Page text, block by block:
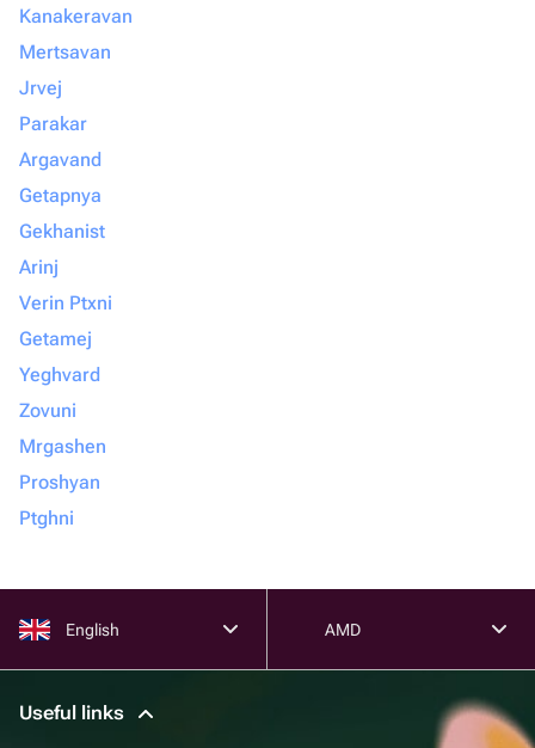
Kanakeravan
Mertsavan
Jrvej
Parakar
Argavand
Getapnya
Gekhanist
Arinj
Verin Ptxni
Getamej
Yeghvard
Zovuni
Mrgashen
Proshyan
Ptghni
English AMD
Useful links